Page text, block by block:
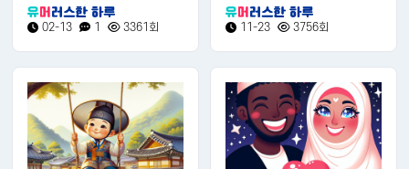
02-13 1 3361회 11-23 3756회